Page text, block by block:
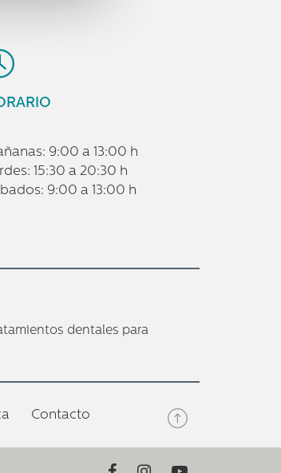
9:00 a 13:00 h
15:30 a 20:30 h
9:00 a 13:00 h
dentales para
Contacto